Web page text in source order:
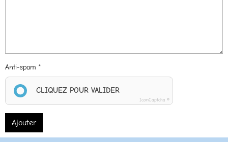
Anti-spam
CLIQUEZ POUR VALIDER
IconCaptcha ©
Ajouter